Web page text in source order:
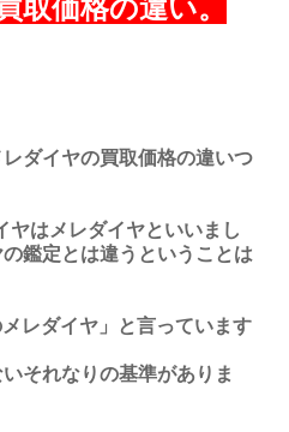
取価格の違い。
ダイヤの買取価格の違いつ
ヤはメレダイヤといいまし
鑑定とは違うということは
レダイヤ」と言っています
それなりの基準がありま